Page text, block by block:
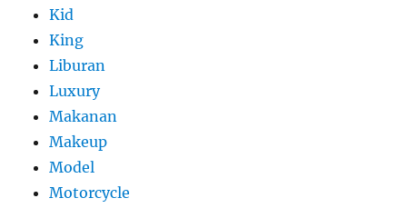
Kid
King
Liburan
Luxury
Makanan
Makeup
Model
Motorcycle